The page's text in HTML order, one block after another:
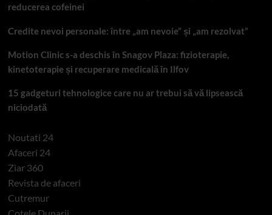
reducerea cofeinei
Credite nevoi personale: între „am nevoie” și „am rezolvat”
Motion Clinic s-a deschis în Snagov Plaza: fizioterapie,
kinetoterapie și recuperare medicală în Ilfov
15 gadgeturi tehnologice care nu ar trebui să vă lipsească
niciodată
Noutati 24
Afaceri 24
Ziar 360
Revista de afaceri
Cutremur